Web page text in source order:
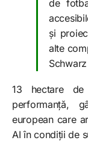
de
și
alte
13 hectare
performanță,
european care
AI în condiții de